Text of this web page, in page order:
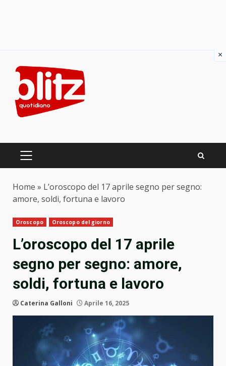
content
PRIMARY
Home » L’oroscopo del 17 aprile segno per segno:
amore, soldi, fortuna e lavoro
Oroscopo Oroscopo del giorno
L’oroscopo del 17 aprile
segno per segno: amore,
soldi, fortuna e lavoro
Caterina Galloni Aprile 16, 2025
×